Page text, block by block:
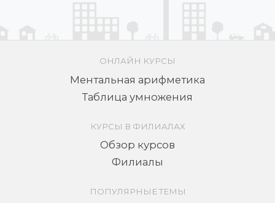
ОНЛАЙН КУРСЫ
Ментальная арифметика
Таблица умножения
КУРСЫ В ФИЛИАЛАХ
Обзор курсов
Филиалы
ПОПУЛЯРНЫЕ ТЕМЫ